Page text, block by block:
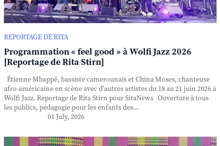
REPORTAGE DE RITA
Programmation « feel good » à Wolfi Jazz 2026
[Reportage de Rita Stirn]
Étienne Mbappé, bassiste camerounais et China Moses, chanteuse
afro-américaine en scène avec d'autres artistes du 18 au 21 juin 2026 à
Wolfi Jazz. Reportage de Rita Stirn pour SitaNews Ouverture à tous
les publics, pédagogie pour les enfants des...
01 July, 2026